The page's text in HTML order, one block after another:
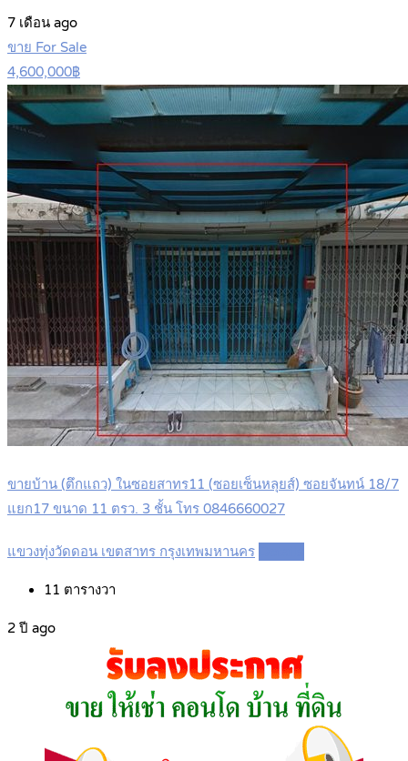
7 เดือน ago
ขาย For Sale
4,600,000฿
ขายบ้าน (ตึกแถว) ในซอยสาทร11 (ซอยเซ็นหลุยส์) ซอยจันทน์ 18/7
แยก17 ขนาด 11 ตรว. 3 ชั้น โทร 0846660027
แขวงทุ่งวัดดอน เขตสาทร กรุงเทพมหานคร
11 ตารางวา
2 ปี ago